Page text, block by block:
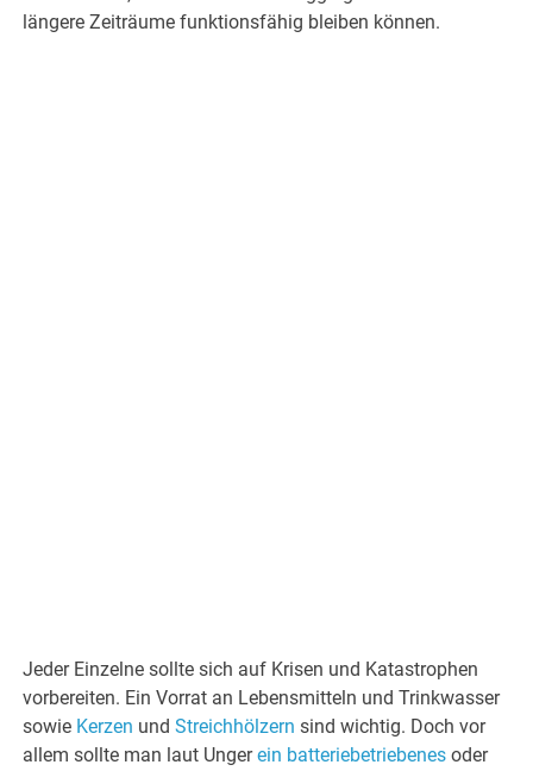
längere Zeiträume funktionsfähig bleiben können.
Jeder Einzelne sollte sich auf Krisen und Katastrophen
vorbereiten. Ein Vorrat an Lebensmitteln und Trinkwasser
sowie Kerzen undStreichhölzern sind wichtig. Doch vor
allem sollte man laut Ungerein batteriebetriebenes oder